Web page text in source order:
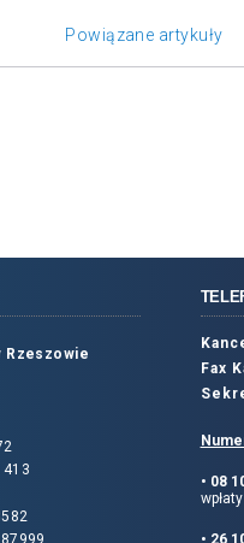
Powiązane artykuły
Rzeszowie
Fax
• 08
• 26